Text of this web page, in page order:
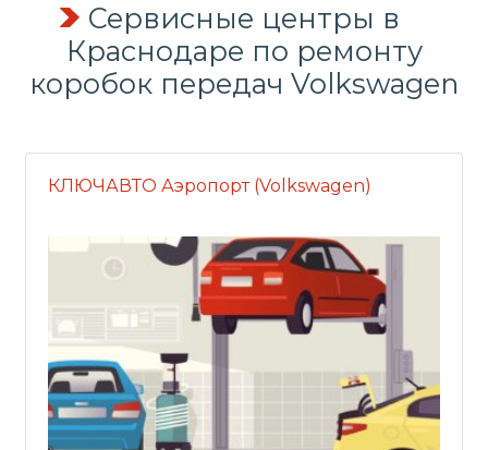
Сервисные центры в
Краснодаре по ремонту
коробок передач Volkswagen
КЛЮЧАВТО Аэропорт (Volkswagen)